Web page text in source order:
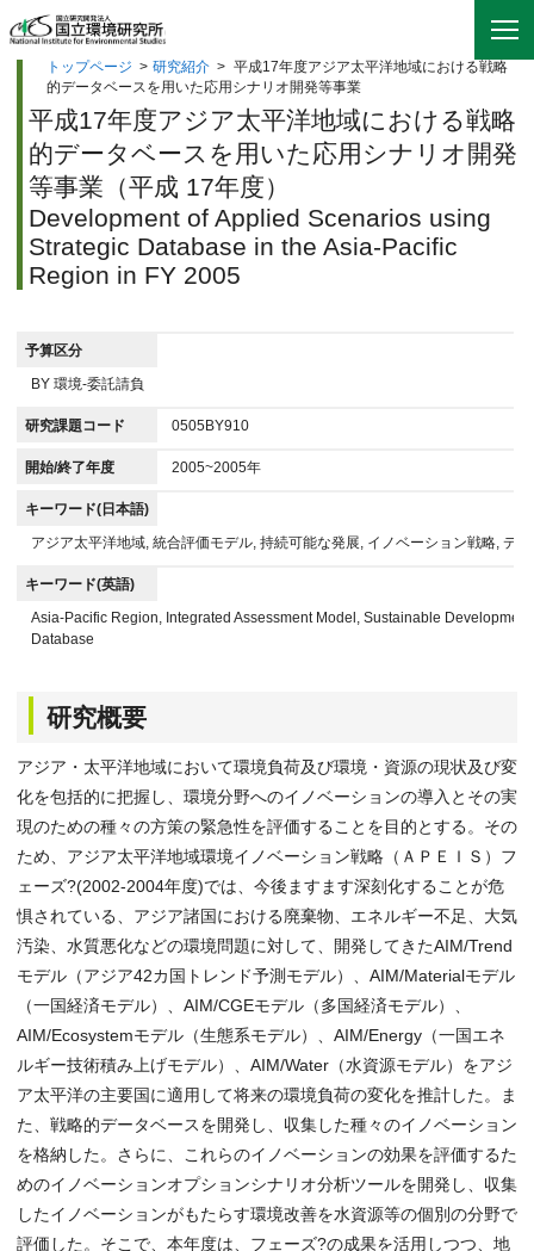
トップページ > 研究紹介 > 平成17年度アジア太平洋地域における戦略
的データベースを用いた応用シナリオ開発等事業
平成17年度アジア太平洋地域における戦略
的データベースを用いた応用シナリオ開発
等事業（平成 17年度）
Development of Applied Scenarios using
Strategic Database in the Asia-Pacific
Region in FY 2005
予算区分
BY 環境-委託請負
研究課題コード 0505BY910
開始/終了年度 2005~2005年
キーワード(日本語)
アジア太平洋地域, 統合評価モデル, 持続可能な発展, イノベーション戦略, デ
キーワード(英語)
Asia-Pacific Region, Integrated Assessment Model, Sustainable
Database
研究概要
アジア・太平洋地域において環境負荷及び環境・資源の現状及び変
化を包括的に把握し、環境分野へのイノベーションの導入とその実
現のための種々の方策の緊急性を評価することを目的とする。その
ため、アジア太平洋地域環境イノベーション戦略（ＡＰＥＩＳ）フ
ェーズ?(2002-2004年度)では、今後ますます深刻化することが危
惧されている、アジア諸国における廃棄物、エネルギー不足、大気
汚染、水質悪化などの環境問題に対して、開発してきたAIM/Trend
モデル（アジア42カ国トレンド予測モデル）、AIM/Materialモデル
（一国経済モデル）、AIM/CGEモデル（多国経済モデル）、
AIM/Ecosystemモデル（生態系モデル）、AIM/Energy（一国エネ
ルギー技術積み上げモデル）、AIM/Water（水資源モデル）をアジ
ア太平洋の主要国に適用して将来の環境負荷の変化を推計した。ま
た、戦略的データベースを開発し、収集した種々のイノベーション
を格納した。さらに、これらのイノベーションの効果を評価するた
めのイノベーションオプションシナリオ分析ツールを開発し、収集
したイノベーションがもたらす環境改善を水資源等の個別の分野で
評価した。そこで、本年度は、フェーズ?の成果を活用しつつ、地